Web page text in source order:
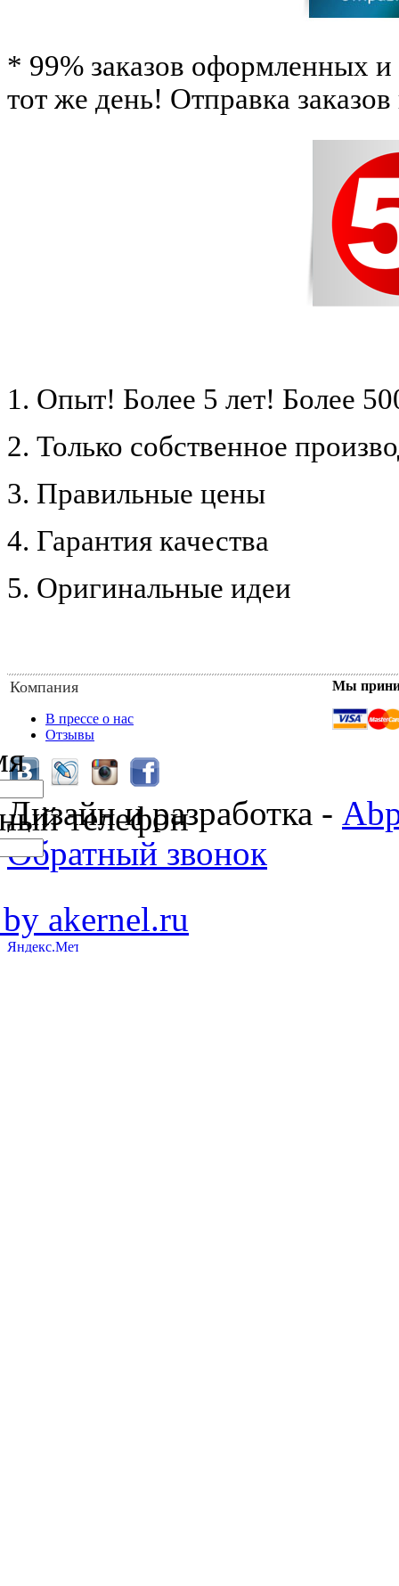
* 99% заказов оформленных
тот же день! Отправка
1. Опыт! Более 5 лет! Более
2. Только собственное
3. Правильные цены
4. Гарантия качества
5. Оригинальные идеи
Компания
В прессе о нас
Отзывы
Мы
Дизайн и разработка -
Обратный звонок
телефон
akernel.ru